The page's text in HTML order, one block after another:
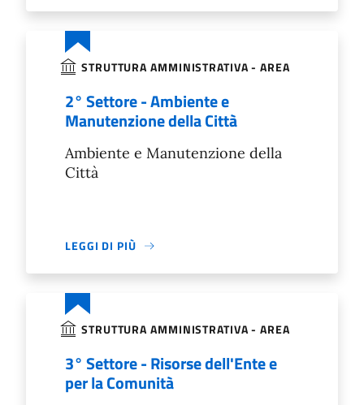
STRUTTURA AMMINISTRATIVA - AREA
2° Settore - Ambiente e
Manutenzione della Città
Ambiente e Manutenzione della
Città
LEGGI DI PIÙ
STRUTTURA AMMINISTRATIVA - AREA
3° Settore - Risorse dell'Ente e
per la Comunità